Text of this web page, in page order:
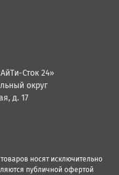
Сток 24»
округ
д. 17
носят исключительно
публичной офертой